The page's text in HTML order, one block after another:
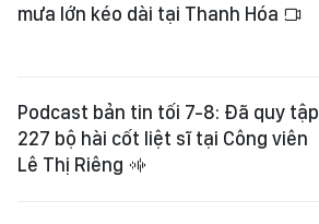
mưa lớn kéo dài tại Thanh Hóa
Podcast bản tin tối 7-8: Đã quy tập
227 bộ hài cốt liệt sĩ tại Công viên
Lê Thị Riêng